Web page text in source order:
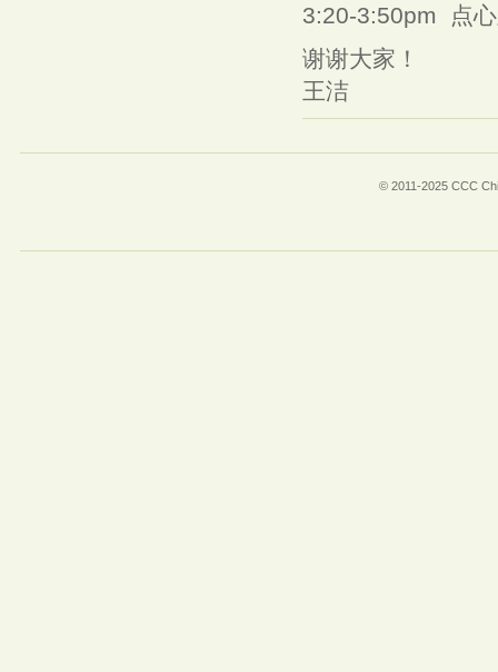
3:20-3:50pm 点
谢谢大家！
王洁
© 2011-2025 CCC